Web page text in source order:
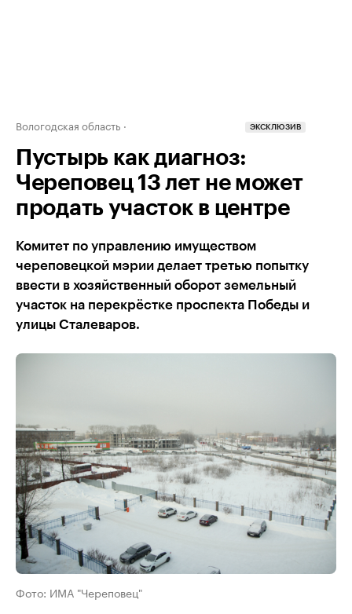
Вологодская область ЭКСКЛЮЗИВ
Пустырь как диагноз:
Череповец 13 лет не может
продать участок в центре
Комитет по управлению имуществом
череповецкой мэрии делает третью попытку
ввести в хозяйственный оборот земельный
участок на перекрёстке проспекта Победы и
улицы Сталеваров.
Фото: ИМА "Череповец"